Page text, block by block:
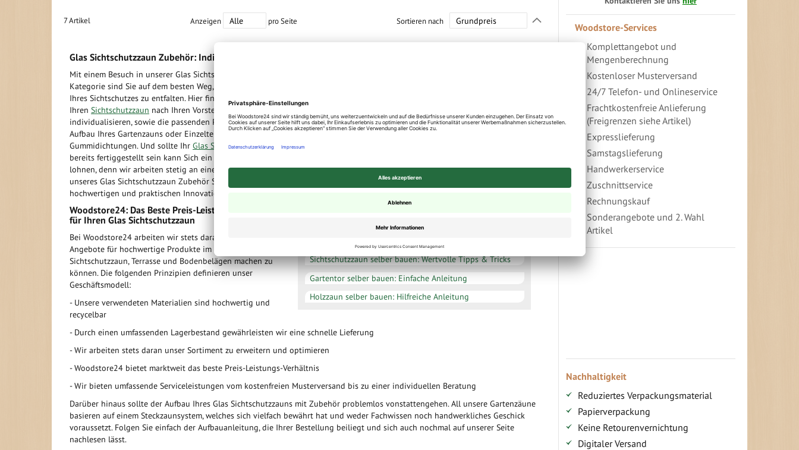
7Artikel Anzeigen pro Seite Sortieren nach
absteigender
Glas Sichtschutzzaun Zubehör: Individualisieren und erweitern Sie Ihren Gartenzaun
Sichtschutzzaun selber bauen: Wertvolle Tipps & Tricks
Gartentor selber bauen: Einfache Anleitung
Holzzaun selber bauen: Hilfreiche Anleitung
Mit einem Besuch in unserer Glas Sichtschutzzaun Zubehör
Kategorie sind Sie auf dem besten Weg, das volle Potenzial
Ihres Sichtschutzes zu entfalten. Hier finden Sie Möglichkeit
Ihren Sichtschutzzaun nach Ihren Vorstellungen optisch zu
individualisieren, sowie die passenden Pfostenträger für den
Aufbau Ihres Gartenzauns oder Einzelteile, wie zum Beispiel
Gummidichtungen. Und sollte Ihr Glas Sichtschutzzaun
bereits fertiggestellt sein kann Sich ein Besuch immer noch
lohnen, denn wir arbeiten stetig an einer Erweiterung
unseres Glas Sichtschutzzaun Zubehör Sortiments mit
hochwertigen und praktischen Innovationen.
Woodstore24: Das Beste Preis-Leistungs-Verhältnis
für Ihren Glas Sichtschutzzaun
Bei Woodstore24 arbeiten wir stets daran, Ihnen die besten
Angebote für hochwertige Produkte im Bereich
Sichtschutzzaun, Terrasse und Bodenbelägen machen zu
können. Die folgenden Prinzipien definieren unser
Geschäftsmodell:
- Unsere verwendeten Materialien sind hochwertig und
recycelbar
- Durch einen umfassenden Lagerbestand gewährleisten wir eine schnelle Lieferung
- Wir arbeiten stets daran unser Sortiment zu erweitern und optimieren
- Woodstore24 bietet marktweit das beste Preis-Leistungs-Verhältnis
- Wir bieten umfassende Serviceleistungen vom kostenfreien Musterversand bis zu einer individuellen Beratung
Darüber hinaus sollte der Aufbau Ihres Glas Sichtschutzzauns mit Zubehör problemlos vonstattengehen. All unsere Gartenzäune
basieren auf einem Steckzaunsystem, welches sich vielfach bewährt hat und weder Fachwissen noch handwerkliches Geschick
voraussetzt. Folgen Sie einfach der Aufbauanleitung, die Ihrer Bestellung beiliegt und sich auch nochmal auf unserer Seite
nachlesen lässt.
Woodstore-Services
Komplettangebot und
Mengenberechnung
Kostenloser Musterversand
24/7 Telefon- und Onlineservice
Frachtkostenfreie Anlieferung
(Freigrenzen siehe Artikel)
Expresslieferung
Samstagslieferung
Handwerkerservice
Zuschnittservice
Rechnungskauf
Sonderangebote und 2. Wahl
Artikel
Vorteile für gewerbliche Kunden
Nachhaltigkeit
Reduziertes Verpackungsmaterial
Papierverpackung
Keine Retourenvernichtung
Digitaler Versand